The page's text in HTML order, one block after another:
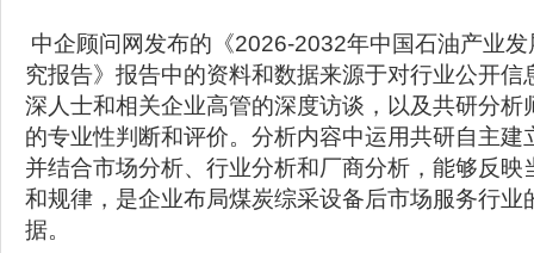
中企顾问网发布的《2026-2032年中国石油产业
究报告》报告中的资料和数据来源于对行业公开信
深人士和相关企业高管的深度访谈，以及共研分析
的专业性判断和评价。分析内容中运用共研自主建
并结合市场分析、行业分析和厂商分析，能够反映
和规律，是企业布局煤炭综采设备后市场服务行业
据。